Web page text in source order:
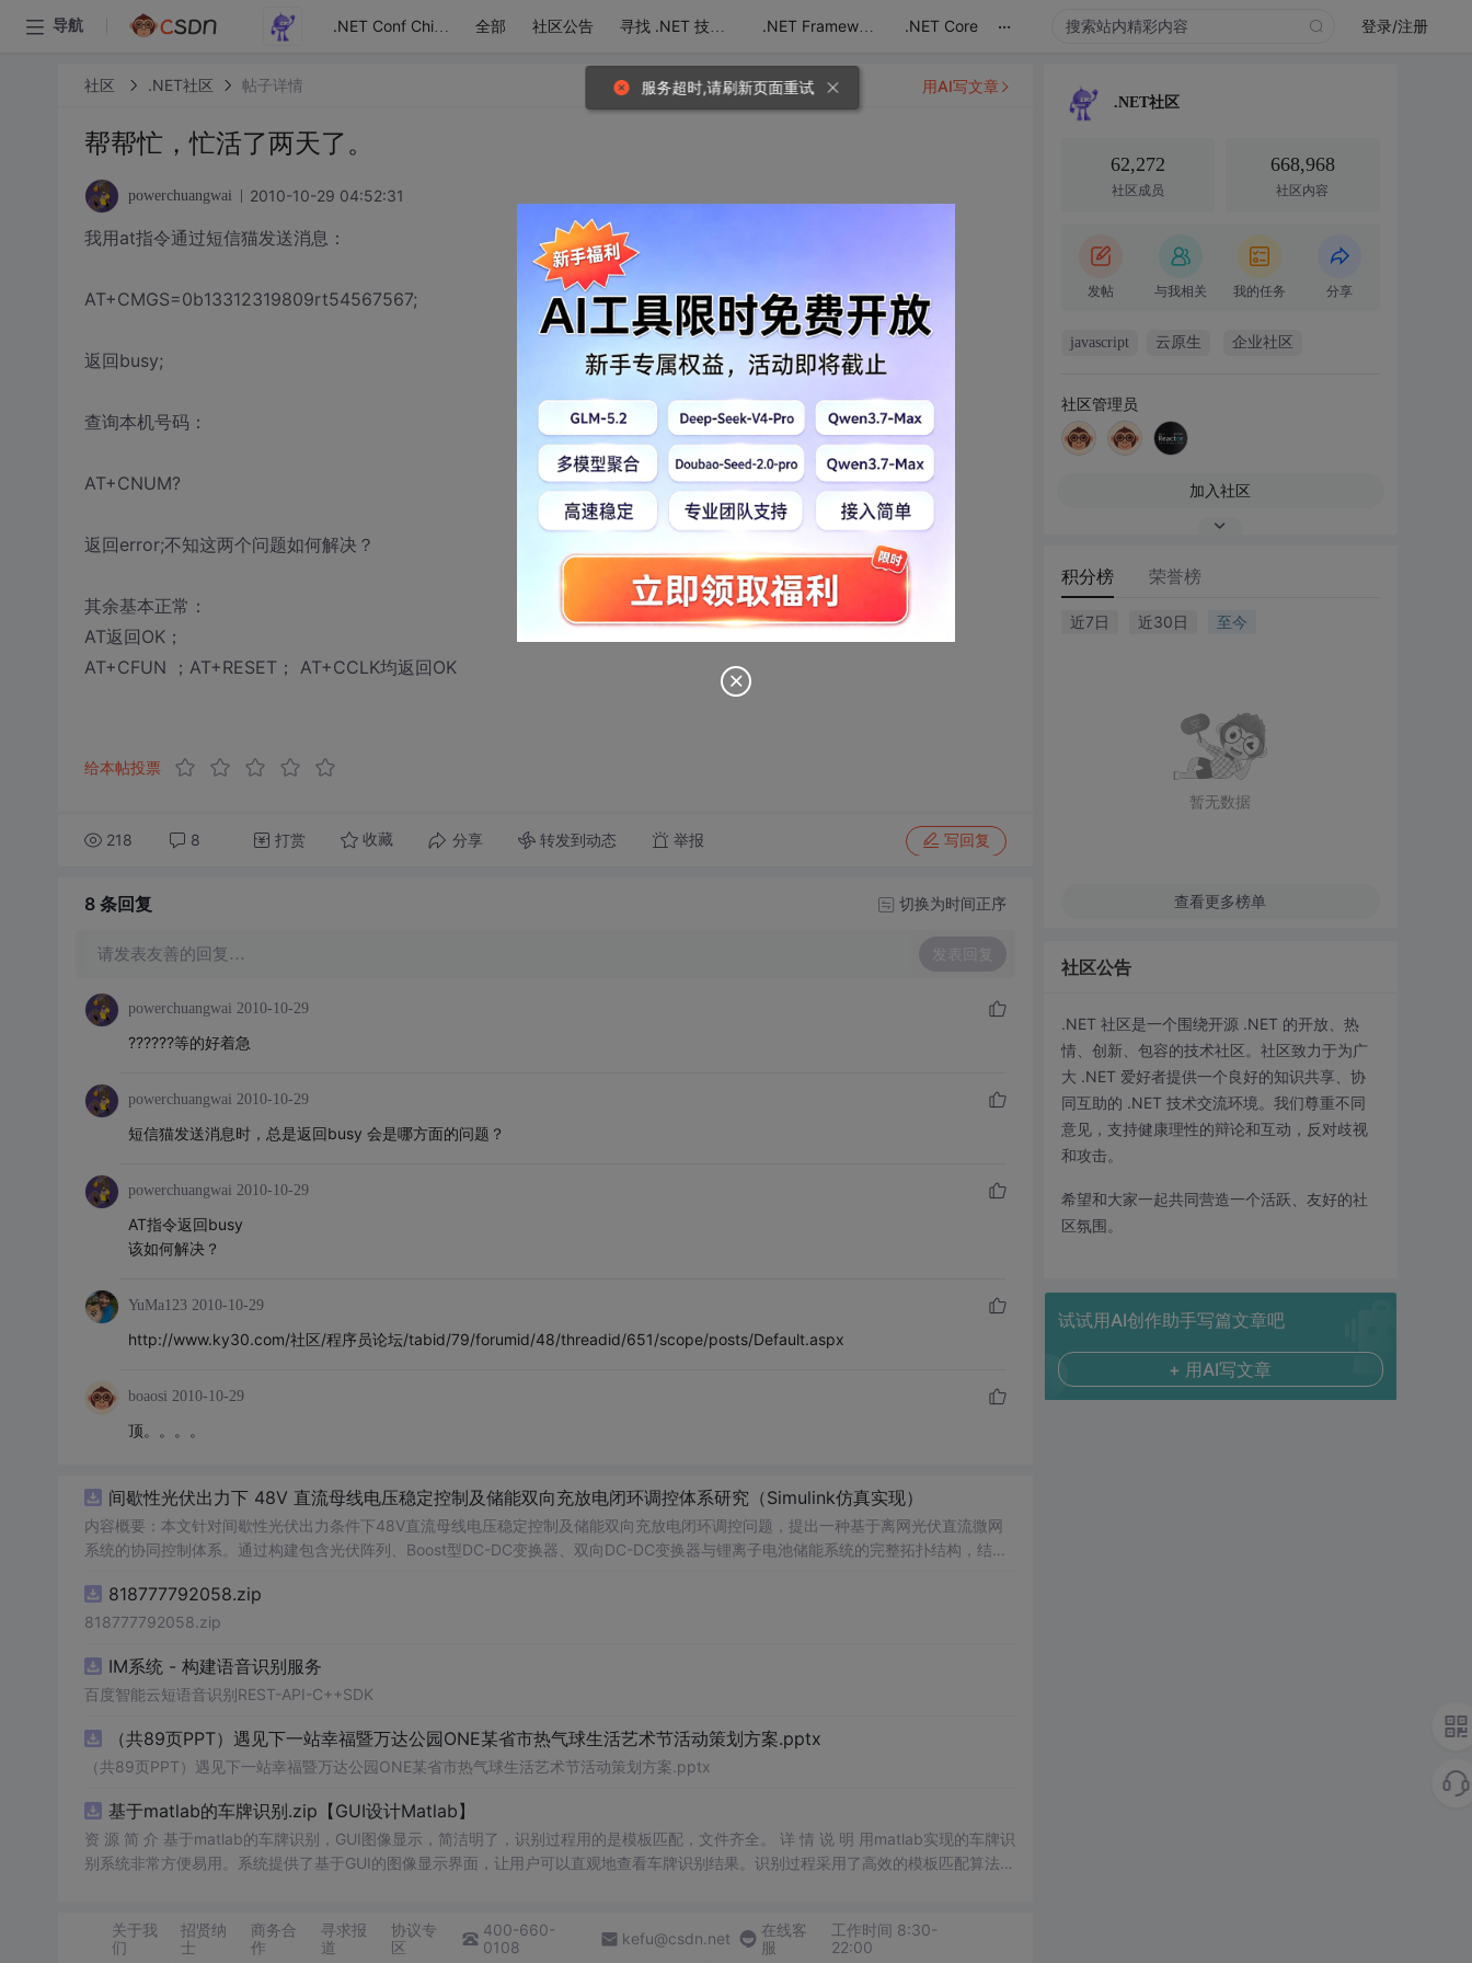
导航 .NET Conf China 全部 社区公告 寻找 .NET 技术达人 .NET Framework .NET Core ... 登录/注册
社区 .NET社区 帖子详情
帮帮忙，忙活了两天了。
powerchuangwai 2010-10-29 04:52:31
我用at指令通过短信猫发送消息：
AT+CMGS=0b13312319809rt54567567;
返回busy;
查询本机号码：
AT+CNUM?
返回error;不知这两个问题如何解决？
其余基本正常：
AT返回OK；
AT+CFUN ；AT+RESET； AT+CCLK均返回OK
给本帖投票
218 8 打赏 收藏 分享 转发到动态 举报 写回复
用AI写文章
8 条回复 切换为时间正序
请发表友善的回复… 发表回复
powerchuangwai 2010-10-29
??????等的好着急
powerchuangwai 2010-10-29
短信猫发送消息时，总是返回busy 会是哪方面的问题？
powerchuangwai 2010-10-29
AT指令返回busy
该如何解决？
YuMa123 2010-10-29
http://www.ky30.com/社区/程序员论坛/tabid/79/forumid/48/threadid/651/scope/posts/Default.aspx
boaosi 2010-10-29
顶。。。。
间歇性光伏出力下 48V 直流母线电压稳定控制及储能双向充放电闭环调控体系研究（Simulink仿真实现）
内容概要：本文针对间歇性光伏出力条件下48V直流母线电压稳定控制及储能双向充放电闭环调控问题，提出一种基于离网光伏直流微网
系统的协同控制体系。通过构建包含光伏阵列、Boost型DC-DC变换器、双向DC-DC变换器与锂离子电池储能系统的完整拓扑结构，结合
压外环与电流内环双闭环控制策略，确保在光照强度波动、负载突变等动态工况下维持母线电压稳定。在Simulink环境中搭建全系统仿真
模型，验证了控制策略在多种扰动场景下的有效性与鲁棒性，显著提升了微网在无外部电网支撑下的自主运行能力和电能质量水平。; 适合
与仿真的工程技术人员。; 使用场景及目标：①用于教学与科研中离网型光伏直流微网系统的建模与仿真分析；②指导实际工程中48V直
流微网的电压稳定控制与储能协调管理方案设计；③为新能源微网中的能量管理与动态响应优化提供理论支持与仿真验证平台。; 阅读建
在不同扰动工况下的响应特性与控制逻辑设计原理。
818777792058.zip
818777792058.zip
IM系统 - 构建语音识别服务
百度智能云短语音识别REST-API-C++SDK
（共89页PPT）遇见下一站幸福暨万达公园ONE某省市热气球生活艺术节活动策划方案.pptx
（共89页PPT）遇见下一站幸福暨万达公园ONE某省市热气球生活艺术节活动策划方案.pptx
基于matlab的车牌识别.zip【GUI设计Matlab】
资 源 简 介 基于matlab的车牌识别，GUI图像显示，简洁明了，识别过程用的是模板匹配，文件齐全。 详 情 说 明 用matlab实现的车牌识
别系统非常方便易用。系统提供了基于GUI的图像显示界面，让用户可以直观地查看车牌识别结果。识别过程采用了高效的模板匹配算法，
关于我
们
招贤纳
士
商务合
作
寻求报
道
协议专
区
400-660-
0108
kefu@csdn.net
在线客
服
工作时间 8:30-
22:00
.NET社区
62,272
社区成员
668,968
社区内容
发帖 与我相关 我的任务 分享
javascript 云原生 企业社区
社区管理员
加入社区
积分榜 荣誉榜
近7日 近30日 至今
暂无数据
查看更多榜单
社区公告
.NET 社区是一个围绕开源 .NET 的开放、热
情、创新、包容的技术社区。社区致力于为广
大 .NET 爱好者提供一个良好的知识共享、协
同互助的 .NET 技术交流环境。我们尊重不同
意见，支持健康理性的辩论和互动，反对歧视
和攻击。
希望和大家一起共同营造一个活跃、友好的社
区氛围。
试试用AI创作助手写篇文章吧
+ 用AI写文章
服务超时,请刷新页面重试